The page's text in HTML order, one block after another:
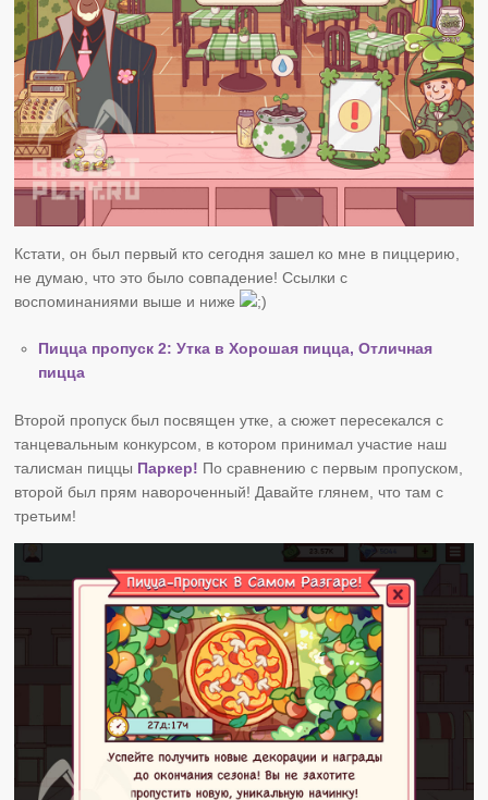
Кстати, он был первый кто сегодня зашел ко мне в пиццерию,
не думаю, что это было совпадение! Ссылки с
воспоминаниями выше и ниже
Пицца пропуск 2: Утка в Хорошая пицца, Отличная
пицца
Второй пропуск был посвящен утке, а сюжет пересекался с
танцевальным конкурсом, в котором принимал участие наш
талисман пиццы Паркер! По сравнению с первым пропуском,
второй был прям навороченный! Давайте глянем, что там с
третьим!